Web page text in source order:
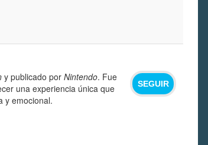
SEGUIR
y publicado por Nintendo. Fue
una experiencia única que
y emocional.